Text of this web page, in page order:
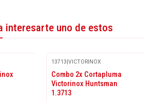
interesarte uno de estos
13713|VICTORINOX
Combo 2x Cortapluma
Victorinox Huntsman
1.3713